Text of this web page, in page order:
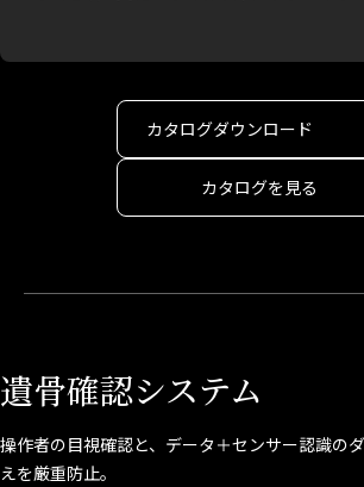
カタログダウンロード
カタログを見る
遺骨確認システム
操作者の目視確認と、データ＋センサー認識の
えを厳重防止。